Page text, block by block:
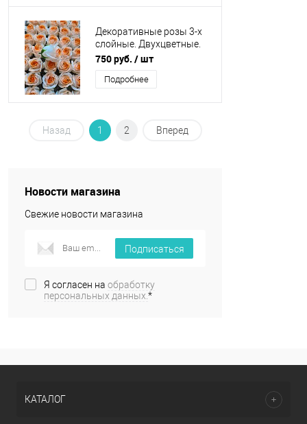
Декоративные розы 3-х
слойные. Двухцветные.
Белый с оранжевым.
Уп-50 шт одного цвета
750 руб. / шт
Подробнее
Назад 1 2 Вперед
Новости магазина
Свежие новости магазина
Подписаться
Я согласен на обработку
персональных данных. *
КАТАЛОГ